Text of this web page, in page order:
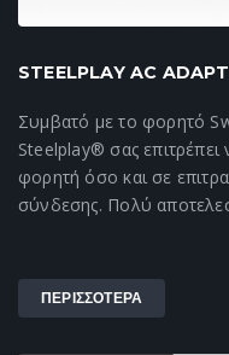
STEELPLAY AC
Συμβατό με το φορητό
Steelplay® σας
φορητή όσο και σε
σύνδεσης. Πολύ
ΠΕΡΙΣΣΟΤΕΡΑ